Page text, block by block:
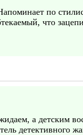
по
что
а детским
детективного